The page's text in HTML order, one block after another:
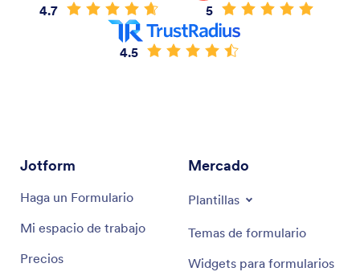
4.7 5
4.5
Jotform
Haga un Formulario
Mi espacio de trabajo
Precios
Mercado
Plantillas
Temas de formulario
Widgets para formularios